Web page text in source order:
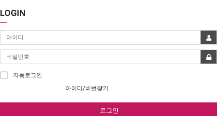
LOGIN
자동로그인
아이디/비번찾기
로그인